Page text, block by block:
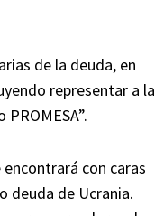
de la deuda, en
representar a la
con caras
deuda de Ucrania.